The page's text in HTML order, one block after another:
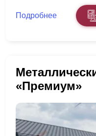
Подробнее
«Премиум»